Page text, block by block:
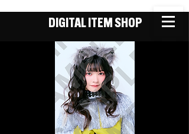
DIGITAL ITEM SHOP